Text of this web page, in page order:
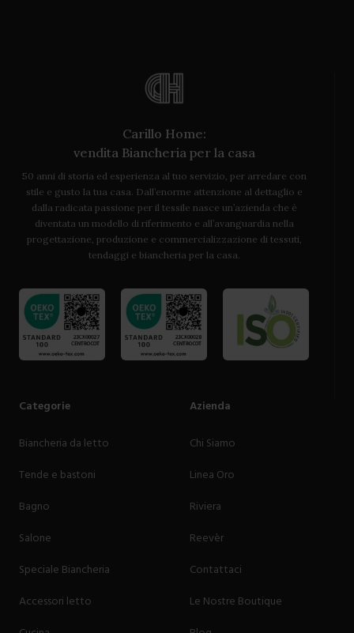
Carillo Home:
vendita Biancheria per la casa
50 anni di storia ed esperienza al tuo servizio, per arredare con
stile e gusto la tua casa. Dall’enorme attenzione al dettaglio e
dalla radicata passione per il tessile nasce un’azienda che è
diventata un modello di riferimento e all’avanguardia nella
progettazione, produzione e commercializzazione di tessuti,
tendaggi e biancheria per la casa.
Categorie
Biancheria da letto
Tende e bastoni
Bagno
Salone
Speciale Biancheria
Accessori letto
Azienda
Chi Siamo
Linea Oro
Riviera
Reevèr
Contattaci
Le Nostre Boutique